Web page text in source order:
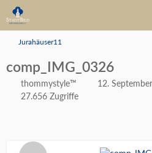
Jurahäuser11
comp_IMG_0326
thommystyle™
12.
27.656 Zugriffe